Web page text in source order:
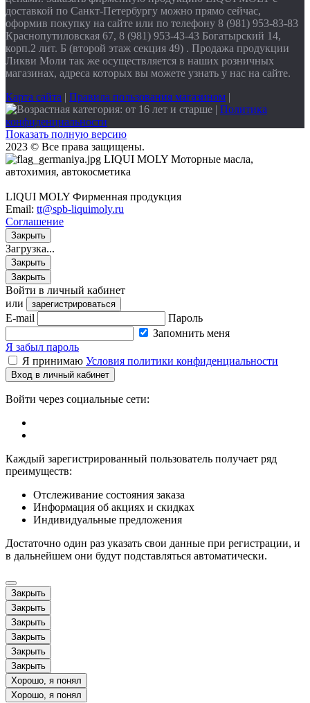
доставкой по Санкт-Петербургу можно прямо сейчас,
оформив покупку на сайте или по телефону 8 (981) 953-83-83
Краснопутиловская 67, 8 (981) 953-43-43 Богатырский 14,
корп.2 лит. Б (второй этаж секция 49) . Продажа продукции
Ликви Моли так же осуществляется в наших розничных
магазинах, адреса которых вы можете узнать у нас на сайте.
Карта сайта | Правила пользования магазином |
| Политика
конфиденциальности
Показать полную версию
2023 © Все права защищены.
LIQUI MOLY Моторные масла,
автохимия, автокосметика
LIQUI MOLY Фирменная продукция
Email: tt@spb-liquimoly.ru
Соглашение
Закрыть
Загрузка...
Закрыть
Закрыть
Войти в личный кабинет
или
зарегистрироваться
E-mail
Пароль
Запомнить меня
Я забыл пароль
Я принимаю Условия политики конфиденциальности
Вход в личный кабинет
Войти через социальные сети:
Каждый зарегистрированный пользователь получает ряд
преимуществ:
Отслеживание состояния заказа
Информация об акциях и скидках
Индивидуальные предложения
Достаточно один раз указать свои данные при регистрации, и
в дальнейшем они будут подставляться автоматически.
Закрыть
Закрыть
Закрыть
Закрыть
Закрыть
Закрыть
Хорошо, я понял
Хорошо, я понял